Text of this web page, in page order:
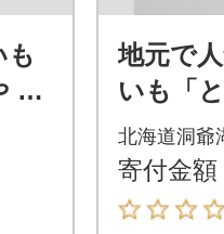
も
メ
地元で
いも「
ット M
イズ
北海道洞爺
寄付金額